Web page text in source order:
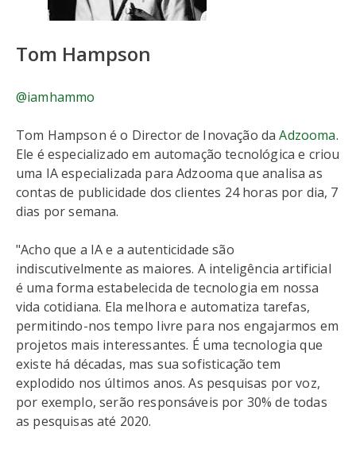
Tom Hampson
@iamhammo
Tom Hampson é o Director de Inovação daAdzooma.
Ele é especializado em automação tecnológica e criou
uma IA especializada para Adzooma que analisa as
contas de publicidade dos clientes 24 horas por dia, 7
dias por semana.
"Acho que a IA e a autenticidade são
indiscutivelmente as maiores. A inteligência artificial
é uma forma estabelecida de tecnologia em nossa
vida cotidiana. Ela melhora e automatiza tarefas,
permitindo-nos tempo livre para nos engajarmos em
projetos mais interessantes. É uma tecnologia que
existe há décadas, mas sua sofisticação tem
explodido nos últimos anos. As pesquisas por voz,
por exemplo, serão responsáveis por 30% de todas
as pesquisas até 2020.